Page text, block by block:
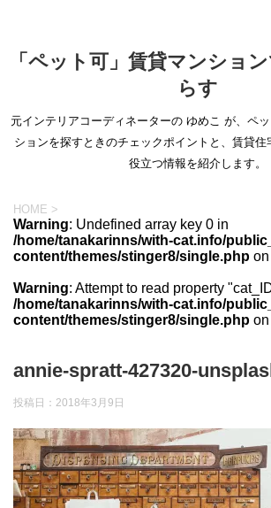
「ペット可」賃貸マンショ
らす
元インテリアコーディネーターの ゆめこ が、ペ
ションを探すときのチェックポイントと、賃貸住
役立つ情報を紹介します。
HOME >
Warning: Undefined array key 0 in
/home/tanakarinns/with-cat.info/
content/themes/stinger8/single.php
Warning: Attempt to read property
/home/tanakarinns/with-cat.info/
content/themes/stinger8/single.php
annie-spratt-427320-
投稿日： 2018年3月9日